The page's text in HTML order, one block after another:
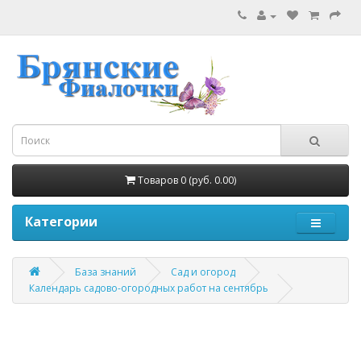
Товаров 0 (руб. 0.00)
Категории
База знаний
Сад и огород
Календарь садово-огородных работ на сентябрь